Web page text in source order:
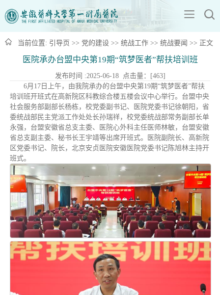
当前位置: 引导页 >> 党的建设 >> 统战工作 >> 统战要闻 >> 正文
医院承办台盟中央第19期“筑梦医者”帮扶培训班
发布时间 :2025-06-18 点击量：[463]
6月17日上午，由我院承办的台盟中央第19期“筑梦医者”帮扶
培训班开班式在高新院区科教综合楼五楼会议中心举行。台盟中央
社会服务部副部长杨栋，校党委副书记、医院党委书记徐朝阳，省
委统战部民主党派工作处处长孙瑞祥，校党委统战部常务副部长单
永强，台盟安徽省总支主委、医院心外科主任医师林敏，台盟安徽
省总支副主委、秘书长王宇靖等出席开班式。医院副院长、高新院
区党委书记、院长，北京安贞医院安徽医院党委书记陈旭林主持开
班式。